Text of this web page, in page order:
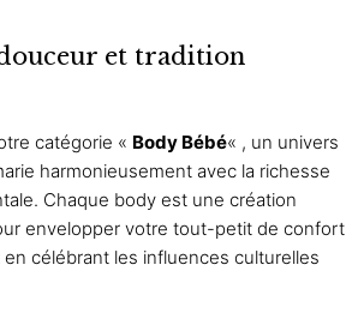
variations.
peuvent
être
choisies
sur
la
et tradition
catégorie « Body Bébé« , un univers
harmonieusement avec la richesse
Chaque body est une création
envelopper votre tout-petit de confort
en célébrant les influences culturelles